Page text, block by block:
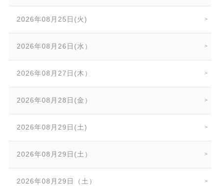
2026年08月25日(火)
2026年08月26日(水）
2026年08月27日(木）
2026年08月28日(金）
2026年08月29日(土)
2026年08月29日(土）
2026年08月29日（土）